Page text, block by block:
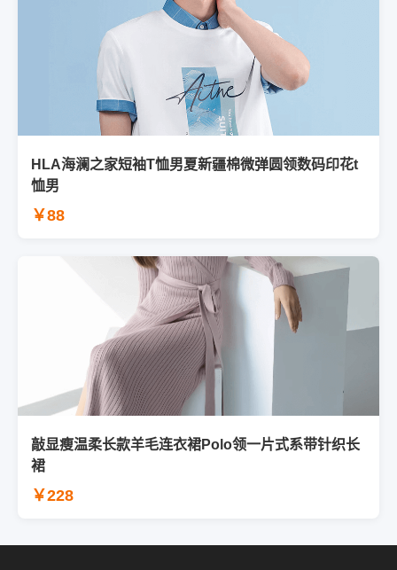
HLA海澜之家短袖T恤男夏新疆棉微弹圆领数码印花t
恤男
￥88
敲显瘦温柔长款羊毛连衣裙Polo领一片式系带针织长
裙
￥228